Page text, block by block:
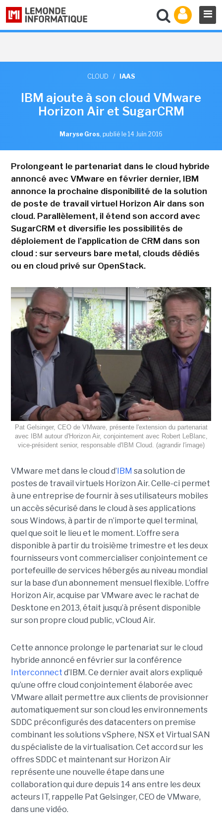
CLOUD / IAAS
IBM ajoute à son cloud VMware
Horizon Air et SugarCRM
Maryse Gros, publié le 14 Juin 2016
Prolongeant le partenariat dans le cloud hybride
annoncé avec VMware en février dernier, IBM
annonce la prochaine disponibilité de la solution
de poste de travail virtuel Horizon Air dans son
cloud. Parallèlement, il étend son accord avec
SugarCRM et diversifie les possibilités de
déploiement de l'application de CRM dans son
cloud : sur serveurs bare metal, clouds dédiés
ou en cloud privé sur OpenStack.
Pat Gelsinger, CEO de VMware, présente l'extension du partenariat
avec IBM autour d'Horizon Air, conjointement avec Robert LeBlanc,
vice-président senior, responsable d'IBM Cloud. (agrandir l'image)
VMware met dans le cloud d’ IBM sa solution de
postes de travail virtuels Horizon Air. Celle-ci permet
à une entreprise de fournir à ses utilisateurs mobiles
un accès sécurisé dans le cloud à ses applications
sous Windows, à partir de n’importe quel terminal,
quel que soit le lieu et le moment. L’offre sera
disponible à partir du troisième trimestre et les deux
fournisseurs vont commercialiser conjointement ce
portefeuille de services hébergés au niveau mondial
sur la base d’un abonnement mensuel flexible. L’offre
Horizon Air, acquise par VMware avec le rachat de
Desktone en 2013, était jusqu’à présent disponible
sur son propre cloud public, vCloud Air.
Cette annonce prolonge le partenariat sur le cloud
hybride annoncé en février sur la conférence
Interconnect d’IBM. Ce dernier avait alors expliqué
qu’une offre cloud conjointement élaborée avec
VMware allait permettre aux clients de provisionner
automatiquement sur son cloud les environnements
SDDC préconfigurés des datacenters on premise
combinant les solutions vSphere, NSX et Virtual SAN
du spécialiste de la virtualisation. Cet accord sur les
offres SDDC et maintenant sur Horizon Air
représente une nouvelle étape dans une
collaboration qui dure depuis 14 ans entre les deux
acteurs IT, rappelle Pat Gelsinger, CEO de VMware,
dans une vidéo.